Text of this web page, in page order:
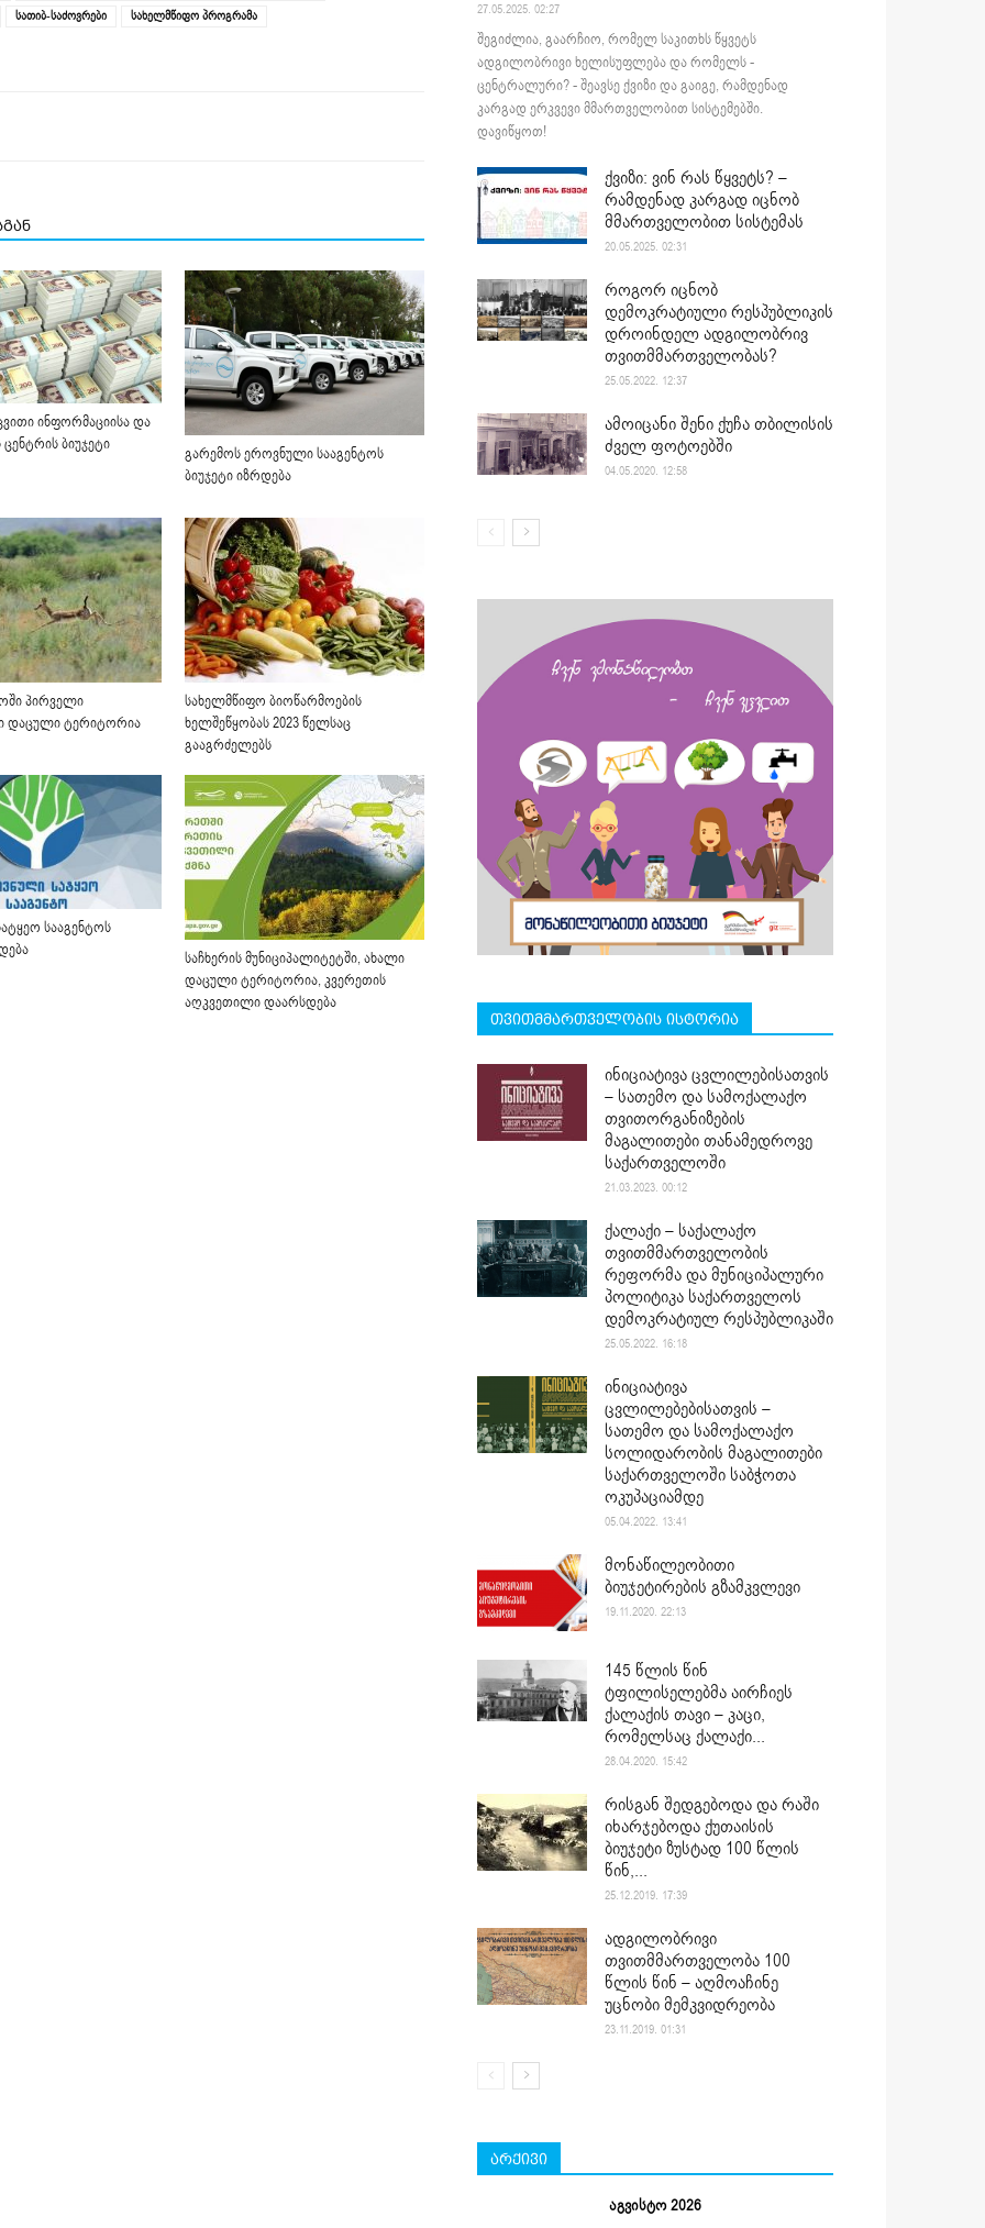
სათიბ-საძოვრები
სახელმწიფო პროგრამა
ინფორმაციისა და
ბიუჯეტი
გარემოს ეროვნული სააგენტოს
ბიუჯეტი იზრდება
პირველი
დაცული ტერიტორია
სახელმწიფო ბიოწარმოების
ხელშეწყობას 2023 წელსაც
გააგრძელებს
სააგენტოს
საჩხერის მუნიციპალიტეტში, ახალი
დაცული ტერიტორია, კვერეთის
აღკვეთილი დაარსდება
27.05.2025. 02:27
შეგიძლია, გაარჩიო, რომელ საკითხს წყვეტს
ადგილობრივი ხელისუფლება და რომელს -
ცენტრალური? - შეავსე ქვიზი და გაიგე, რამდენად
კარგად ერკვევი მმართველობით სისტემებში.
დავიწყოთ!
ქვიზი: ვინ რას წყვეტს? –
რამდენად კარგად იცნობ
მმართველობით სისტემას
20.05.2025. 02:31
როგორ იცნობ
დემოკრატიული რესპუბლიკის
დროინდელ ადგილობრივ
თვითმმართველობას?
25.05.2022. 12:37
ამოიცანი შენი ქუჩა თბილისის
ძველ ფოტოებში
04.05.2020. 12:58
თვითმმართველობის ისტორია
ინიციატივა ცვლილებისათვის
– სათემო და სამოქალაქო
თვითორგანიზების
მაგალითები თანამედროვე
საქართველოში
21.03.2023. 00:12
ქალაქი – საქალაქო
თვითმმართველობის
რეფორმა და მუნიციპალური
პოლიტიკა საქართველოს
დემოკრატიულ რესპუბლიკაში
25.05.2022. 16:18
ინიციატივა
ცვლილებებისათვის –
სათემო და სამოქალაქო
სოლიდარობის მაგალითები
საქართველოში საბჭოთა
ოკუპაციამდე
05.04.2022. 13:41
მონაწილეობითი
ბიუჯეტირების გზამკვლევი
19.11.2020. 22:13
145 წლის წინ
ტფილისელებმა აირჩიეს
ქალაქის თავი – კაცი,
რომელსაც ქალაქი...
28.04.2020. 15:42
რისგან შედგებოდა და რაში
იხარჯებოდა ქუთაისის
ბიუჯეტი ზუსტად 100 წლის
წინ,...
25.12.2019. 17:39
ადგილობრივი
თვითმმართველობა 100
წლის წინ – აღმოაჩინე
უცნობი მემკვიდრეობა
23.11.2019. 01:31
არქივი
აგვისტო 2026